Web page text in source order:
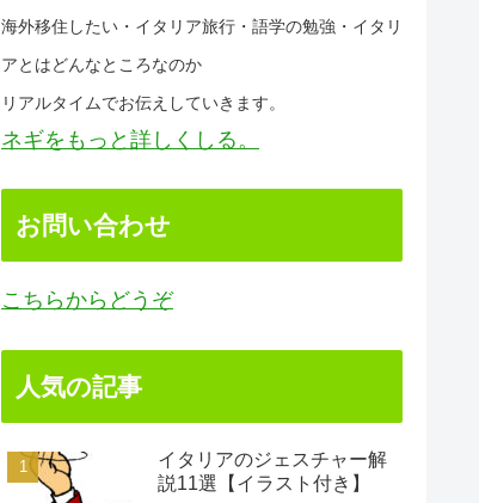
海外移住したい・イタリア旅行・語学の勉強・イタリ
アとはどんなところなのか
リアルタイムでお伝えしていきます。
ネギをもっと詳しくしる。
お問い合わせ
こちらからどうぞ
人気の記事
イタリアのジェスチャー解
説11選【イラスト付き】